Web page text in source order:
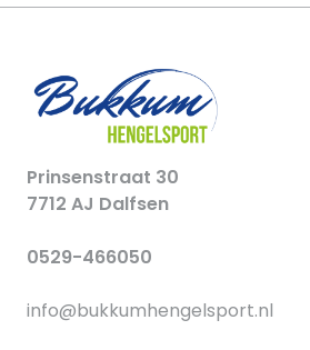
Prinsenstraat 30
7712 AJ Dalfsen
0529-466050
info@bukkumhengelsport.nl